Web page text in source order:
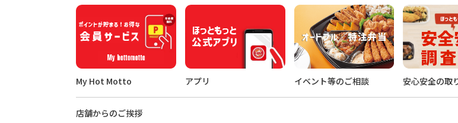
My Hot Motto アプリ イベント等のご相談 安心安全の取
店舗からのご挨拶